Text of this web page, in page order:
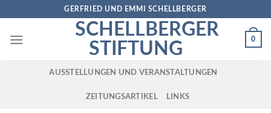
content
GERFRIED UND EMMI SCHELLBERGER
SCHELLBERGER
STIFTUNG
0
AUSSTELLUNGEN UND VERANSTALTUNGEN
ZEITUNGSARTIKEL LINKS